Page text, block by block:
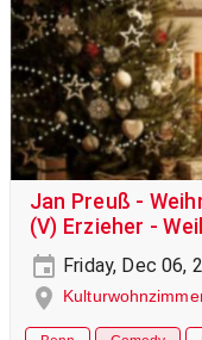
Jan Preuß -
(V) Erzieher -
Friday, Dec 06,